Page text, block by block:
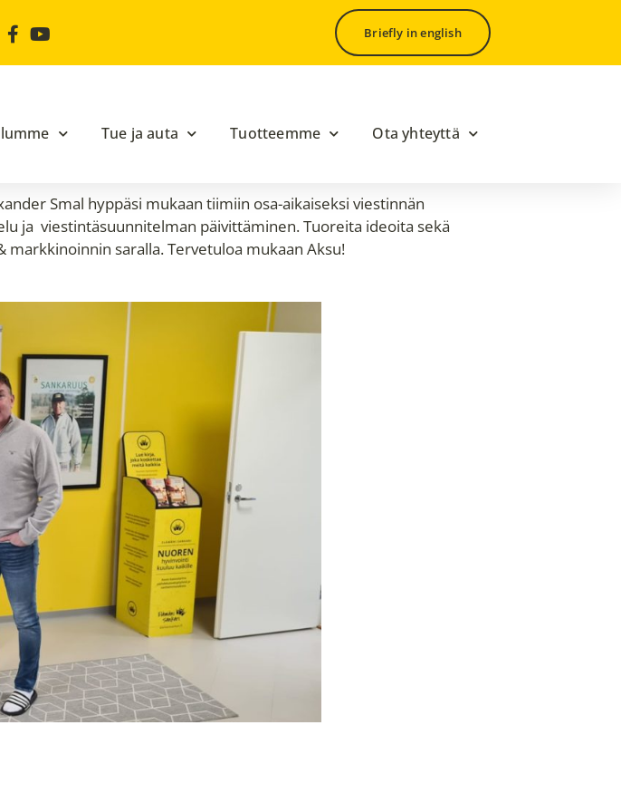
Briefly in english
Tue ja auta Tuotteemme Ota yhteyttä
Smal hyppäsi mukaan tiimiin osa-aikaiseksi viestinnän
ja viestintäsuunnitelman päivittäminen. Tuoreita ideoita sekä
saralla. Tervetuloa mukaan Aksu!